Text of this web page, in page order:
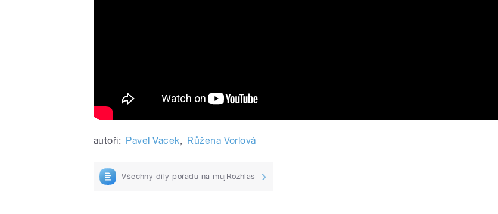
autoři: Pavel Vacek, Růžena Vorlová
Všechny díly pořadu na mujRozhlas